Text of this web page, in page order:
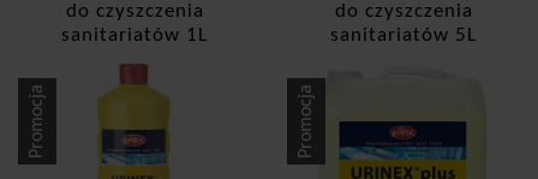
do czyszczenia
sanitariatów 1L
Promocja
do czyszczenia
sanitariatów 5L
Promocja